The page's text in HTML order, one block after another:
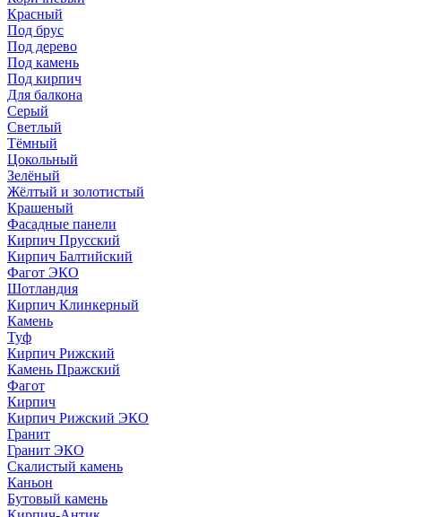
Красный
Под брус
Под дерево
Под камень
Под кирпич
Для балкона
Серый
Светлый
Тёмный
Цокольный
Зелёный
Жёлтый и золотистый
Крашеный
Фасадные панели
Кирпич Прусский
Кирпич Балтийский
Фагот ЭКО
Шотландия
Кирпич Клинкерный
Камень
Туф
Кирпич Рижский
Камень Пражский
Фагот
Кирпич
Кирпич Рижский ЭКО
Гранит
Гранит ЭКО
Скалистый камень
Каньон
Бутовый камень